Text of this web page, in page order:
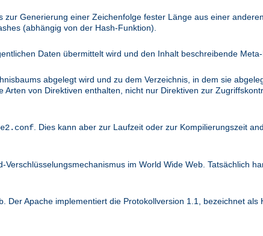
Generierung einer Zeichenfolge fester Länge aus einer
(abhängig von der Hash-Funktion).
Daten übermittelt wird und den Inhalt beschreibende
abgelegt wird und zu dem Verzeichnis, in dem sie
von Direktiven enthalten, nicht nur Direktiven zur
. Dies kann aber zur Laufzeit oder zur Kompilierungszeit
im World Wide Web. Tatsächlich
Der Apache implementiert die Protokollversion 1.1, bezeichnet als